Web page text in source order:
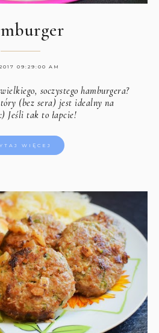
09:29:00 AM
soczystego hamburgera?
(bez sera) jest idealny na
Jeśli tak to łapcie!
WIĘCEJ